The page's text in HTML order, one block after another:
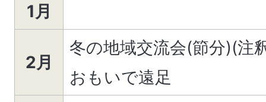
1月
2月
冬の地域交流会(節分)(注
おもいで遠足